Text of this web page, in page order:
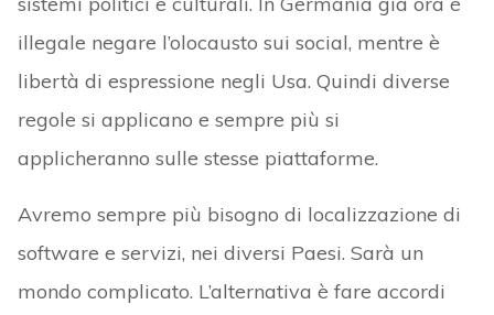
illegale negare l’olocausto sui social, mentre è
libertà di espressione negli Usa. Quindi diverse
regole si applicano e sempre più si
applicheranno sulle stesse piattaforme.
Avremo sempre più bisogno di localizzazione di
software e servizi, nei diversi Paesi. Sarà un
mondo complicato. L’alternativa è fare accordi